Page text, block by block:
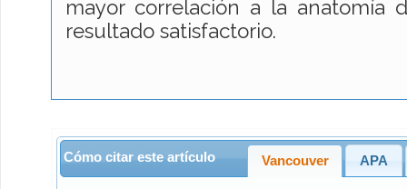
mayor correlación a la anatomía
resultado satisfactorio.
Cómo citar este artículo Vancouver APA